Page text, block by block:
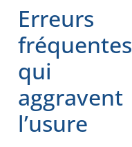
Erreurs
fréquentes
qui
aggravent
l’usure